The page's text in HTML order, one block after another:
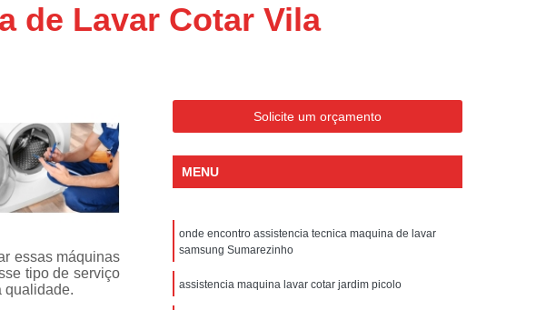
Tecnica Ar Condicionado Portatil Philco
Tecnica de Ar Condicionado Portatil Philco
Tecnica em Ar Condicionado Portatil
Ar Condicionado Portatil
Assistencia Tecnica de Geladeira
Geladeira Electrolux
Assistencia Tecnica Geladeira Electrolux
Resfriar Geladeira
Electrolux Assistencia Tecnica Geladeira
Assistencia Tecnica
de Lavar Cotar Vila
essas máquinas
tipo de serviço
qualidade.
Solicite um orçamento
MENU
onde encontro assistencia tecnica maquina de lavar
samsung Sumarezinho
assistencia maquina lavar cotar jardim picolo